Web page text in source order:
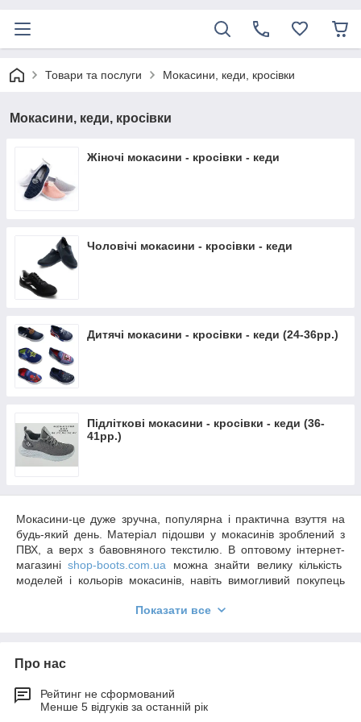
Товари та послуги Мокасини, кеди, кросівки
Мокасини, кеди, кросівки
Жіночі мокасини - кросівки - кеди
Чоловічі мокасини - кросівки - кеди
Дитячі мокасини - кросівки - кеди (24-36рр.)
Підліткові мокасини - кросівки - кеди (36-
41рр.)
Мокасини-це дуже зручна, популярна і практична взуття на
будь-який день. Матеріал підошви у мокасинів зроблений з
ПВХ, а верх з бавовняного текстилю. В оптовому інтернет-
магазиніshop-boots.com.ua можна знайти велику кількість
моделей і кольорів мокасинів, навіть вимогливий покупець
Кілька років тому, мокасини ставилися до спортивної
Хотелось отметить, что кеды и мокасины перестали
быть мужской обувью. Все чаще женщины или
девушки с удовольствием заменяют изысканные
Показати все
Про нас
Рейтинг не сформований
Менше 5 відгуків за останній рік